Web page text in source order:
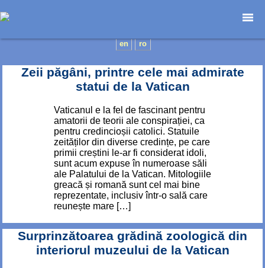
en ro
Home page
Architecture
Nature
Kids
Catalogues
Webdesign
Contact
Zeii păgâni, printre cele mai admirate
statui de la Vatican
Vaticanul e la fel de fascinant pentru
amatorii de teorii ale conspirației, ca
pentru credincioșii catolici. Statuile
zeităților din diverse credințe, pe care
primii creștini le-ar fi considerat idoli,
sunt acum expuse în numeroase săli
ale Palatului de la Vatican. Mitologiile
greacă și romană sunt cel mai bine
reprezentate, inclusiv într-o sală care
reunește mare […]
Surprinzătoarea grădină zoologică din
interiorul muzeului de la Vatican